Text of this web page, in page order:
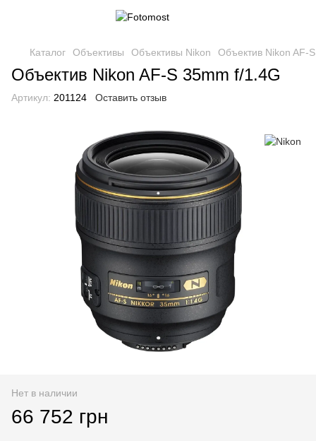
Каталог Объективы Объективы Nikon Объектив Nikon AF-
Объектив Nikon AF-S 35mm f/1.4G
Артикул: 201124 Оставить отзыв
Нет в наличии
66 752 грн